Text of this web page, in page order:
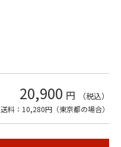
20,900 円 （税込）
送料：10,280円（東京都の場合）